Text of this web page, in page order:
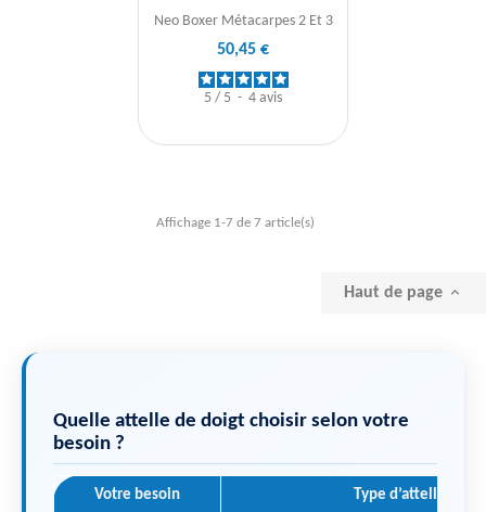
Neo Boxer Métacarpes 2 Et 3
50,45 €
5 / 5 - 4 avis
Affichage 1-7 de 7 article(s)
Haut de page 
Quelle attelle de doigt choisir selon votre
besoin ?
Votre besoin Type d’attelle